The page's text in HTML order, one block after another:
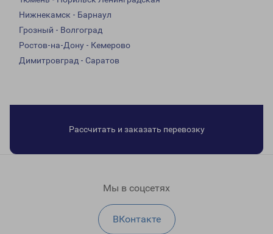
Нижнекамск - Барнаул
Грозный - Волгоград
Ростов-на-Дону - Кемерово
Димитровград - Саратов
Рассчитать и заказать перевозку
Мы в соцсетях
ВКонтакте